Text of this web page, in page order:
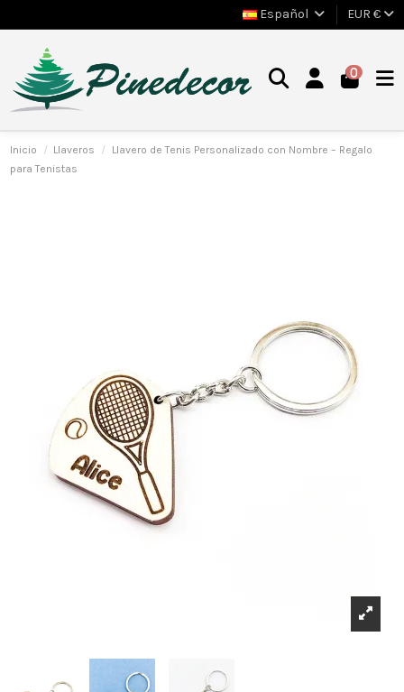
Español EUR €
0
Inicio Llaveros
Llavero de Tenis Personalizado con Nombre – Regalo
para Tenistas